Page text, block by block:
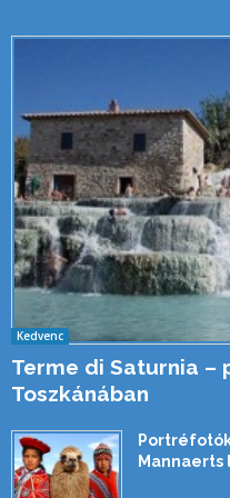
Kedvenc
Terme di Saturnia
Toszkánában
Mannaerts